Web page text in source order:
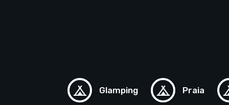
Glamping Praia